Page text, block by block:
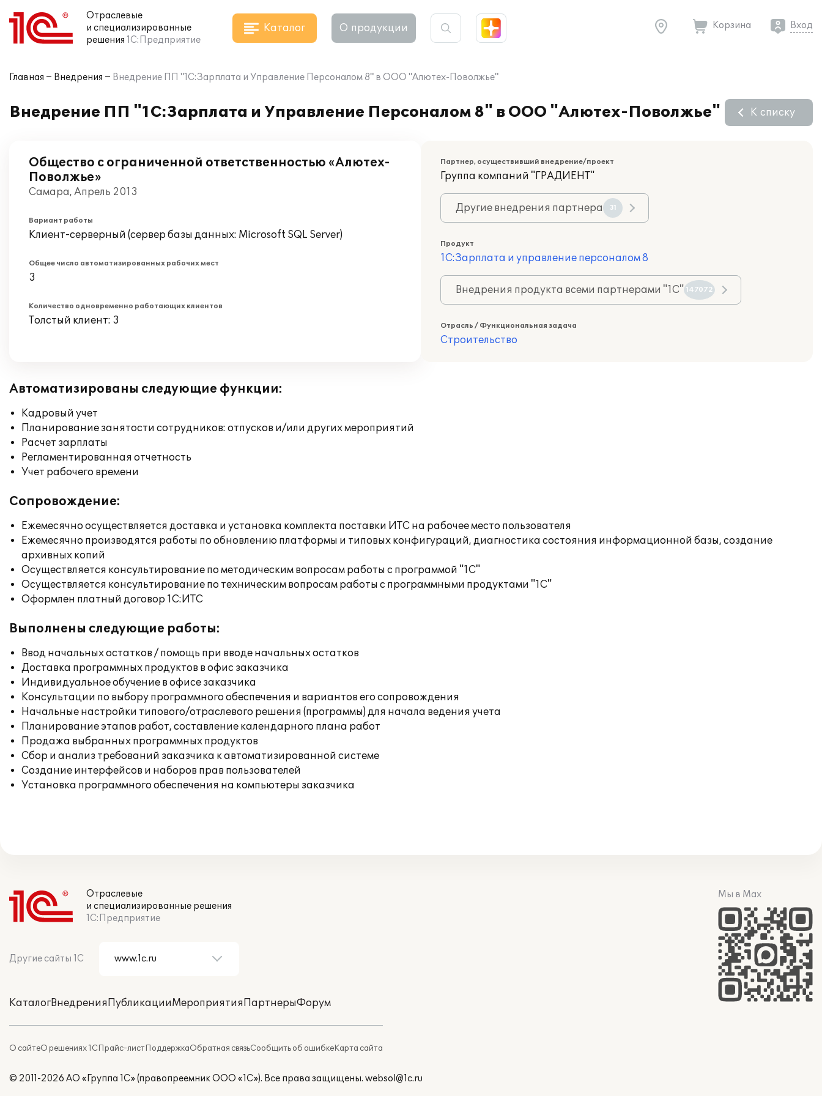
Отраслевые
и специализированные
решения 1С:Предприятие
Каталог О продукции Корзина Вход
Главная Внедрения Внедрение ПП "1С:Зарплата и Управление Персоналом 8" в ООО "Алютех-Поволжье"
Внедрение ПП "1С:Зарплата и Управление Персоналом 8" в ООО "Алютех-Поволжье" К списку
Общество с ограниченной ответственностью «Алютех-
Поволжье»
Самара, Апрель 2013
Вариант работы
Клиент-серверный (сервер базы данных: Microsoft SQL Server)
Общее число автоматизированных рабочих мест
3
Количество одновременно работающих клиентов
Толстый клиент: 3
Партнер, осуществивший внедрение/проект
Группа компаний "ГРАДИЕНТ"
Другие внедрения партнера 31
Продукт
1С:Зарплата и управление персоналом 8
Внедрения продукта всеми партнерами "1С" 147072
Отрасль / Функциональная задача
Строительство
Автоматизированы следующие функции:
Кадровый учет
Планирование занятости сотрудников: отпусков и/или других мероприятий
Расчет зарплаты
Регламентированная отчетность
Учет рабочего времени
Сопровождение:
Ежемесячно осуществляется доставка и установка комплекта поставки ИТС на рабочее место пользователя
Ежемесячно производятся работы по обновлению платформы и типовых конфигураций, диагностика состояния информационной базы, создание
архивных копий
Осуществляется консультирование по методическим вопросам работы с программой "1С"
Осуществляется консультирование по техническим вопросам работы с программными продуктами "1С"
Оформлен платный договор 1С:ИТС
Выполнены следующие работы:
Ввод начальных остатков / помощь при вводе начальных остатков
Доставка программных продуктов в офис заказчика
Индивидуальное обучение в офисе заказчика
Консультации по выбору программного обеспечения и вариантов его сопровождения
Начальные настройки типового/отраслевого решения (программы) для начала ведения учета
Планирование этапов работ, составление календарного плана работ
Продажа выбранных программных продуктов
Сбор и анализ требований заказчика к автоматизированной системе
Создание интерфейсов и наборов прав пользователей
Установка программного обеспечения на компьютеры заказчика
Отраслевые
и специализированные решения
1С:Предприятие
Другие сайты 1С
КаталогВнедренияПубликацииМероприятияПартнерыФорум
О сайтеО решениях 1СПрайс-листПоддержкаОбратная связьСообщить об ошибкеКарта сайта
Мы в Max
© 2011-2026 АО «Группа 1С» (правопреемник ООО «1С»). Все права защищены. websol@1c.ru